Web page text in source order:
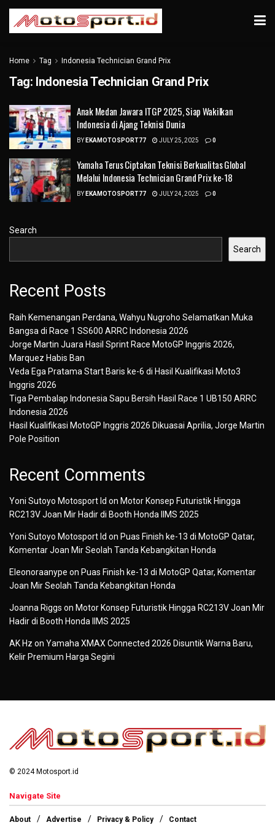
Home Tag Indonesia Technician Grand Prix
Tag: Indonesia Technician Grand Prix
Anak Medan Jawara ITGP 2025, Siap Wakilkan
Indonesia di Ajang Teknisi Dunia
BY EKAMOTOSPORT77 JULY 25, 2025 0
Yamaha Terus Ciptakan Teknisi Berkualitas Global
Melalui Indonesia Technician Grand Prix ke-18
BY EKAMOTOSPORT77 JULY 24, 2025 0
Search
Search
Recent Posts
Raih Kemenangan Perdana, Wahyu Nugroho Selamatkan Muka
Bangsa di Race 1 SS600 ARRC Indonesia 2026
Jorge Martin Juara Hasil Sprint Race MotoGP Inggris 2026,
Marquez Habis Ban
Veda Ega Pratama Start Baris ke-6 di Hasil Kualifikasi Moto3
Inggris 2026
Tiga Pembalap Indonesia Sapu Bersih Hasil Race 1 UB150 ARRC
Indonesia 2026
Hasil Kualifikasi MotoGP Inggris 2026 Dikuasai Aprilia, Jorge Martin
Pole Position
Recent Comments
Yoni Sutoyo Motosport Id on Motor Konsep Futuristik Hingga
RC213V Joan Mir Hadir di Booth Honda IIMS 2025
Yoni Sutoyo Motosport Id on Puas Finish ke-13 di MotoGP Qatar,
Komentar Joan Mir Seolah Tanda Kebangkitan Honda
Eleonoraanype on Puas Finish ke-13 di MotoGP Qatar, Komentar
Joan Mir Seolah Tanda Kebangkitan Honda
Joanna Riggs on Motor Konsep Futuristik Hingga RC213V Joan Mir
Hadir di Booth Honda IIMS 2025
AK Hz on Yamaha XMAX Connected 2026 Disuntik Warna Baru,
Kelir Premium Harga Segini
© 2024 Motosport.id
Navigate Site
About Advertise Privacy & Policy Contact